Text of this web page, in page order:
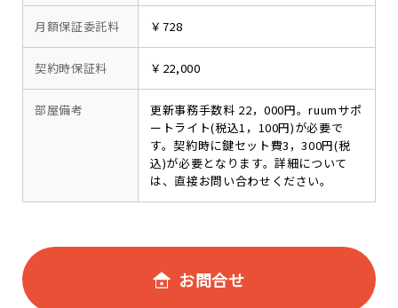
月額保証委託料 ￥728
契約時保証料 ￥22,000
部屋備考
更新事務手数料 22，000円。ruumサポ
ートライト(税込1，100円)が必要で
す。契約時に鍵セット費3，300円(税
込)が必要となります。詳細について
は、直接お問い合わせください。
お問合せ